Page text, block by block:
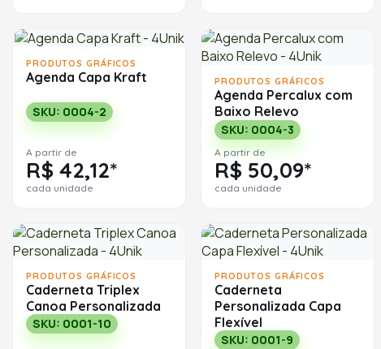
PRODUTOS GRÁFICOS
Agenda Capa Kraft
SKU: 0004-2
A partir de
R$ 42,12*
cada unidade
PRODUTOS GRÁFICOS
Agenda Percalux com
Baixo Relevo
SKU: 0004-3
A partir de
R$ 50,09*
cada unidade
PRODUTOS GRÁFICOS
Caderneta Triplex
Canoa Personalizada
SKU: 0001-10
PRODUTOS GRÁFICOS
Caderneta
Personalizada Capa
Flexível
SKU: 0001-9